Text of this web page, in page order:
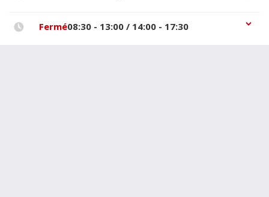
Fermé08:30 - 13:00 / 14:00 - 17:30